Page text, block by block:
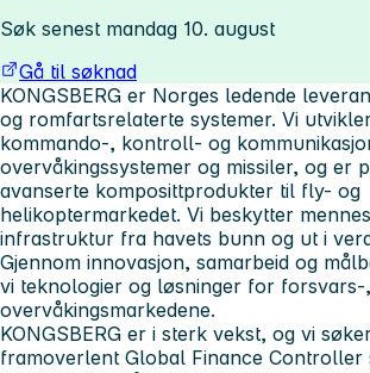
Søk senest mandag 10. august
Gå til søknad
KONGSBERG er Norges ledende
og romfartsrelaterte systemer. Vi
kommando-, kontroll- og
overvåkingssystemer og missiler, og er
avanserte komposittprodukter til fly- og
helikoptermarkedet. Vi beskytter
infrastruktur fra havets bunn og ut i
Gjennom innovasjon, samarbeid og
vi teknologier og løsninger for forsvars-
overvåkingsmarkedene.
KONGSBERG er i sterk vekst, og vi
framoverlent Global Finance Controller